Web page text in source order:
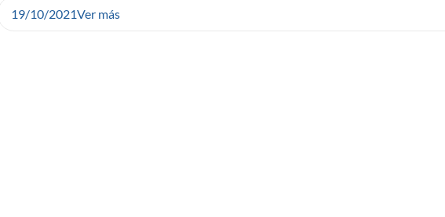
19/10/2021Ver más